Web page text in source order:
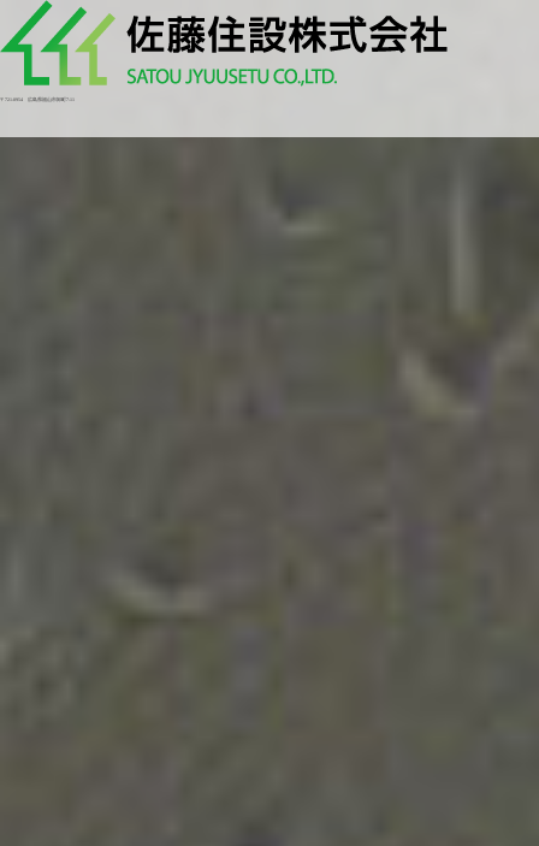
〒721-0954 広島県福山市卸町7-11